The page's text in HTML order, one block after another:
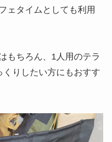
ェタイムとしても利用
もちろん、1人用のテラ
りしたい方にもおすす